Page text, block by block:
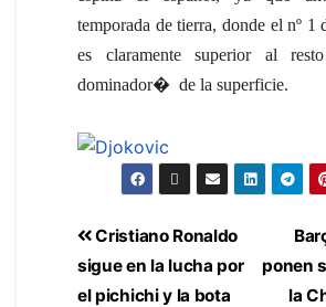
temporada de tierra, donde el nº 1
es claramente superior al
dominador� de la superficie.
ponen
la
Cristiano Ronaldo
sigue en la lucha por
el pichichi y la bota